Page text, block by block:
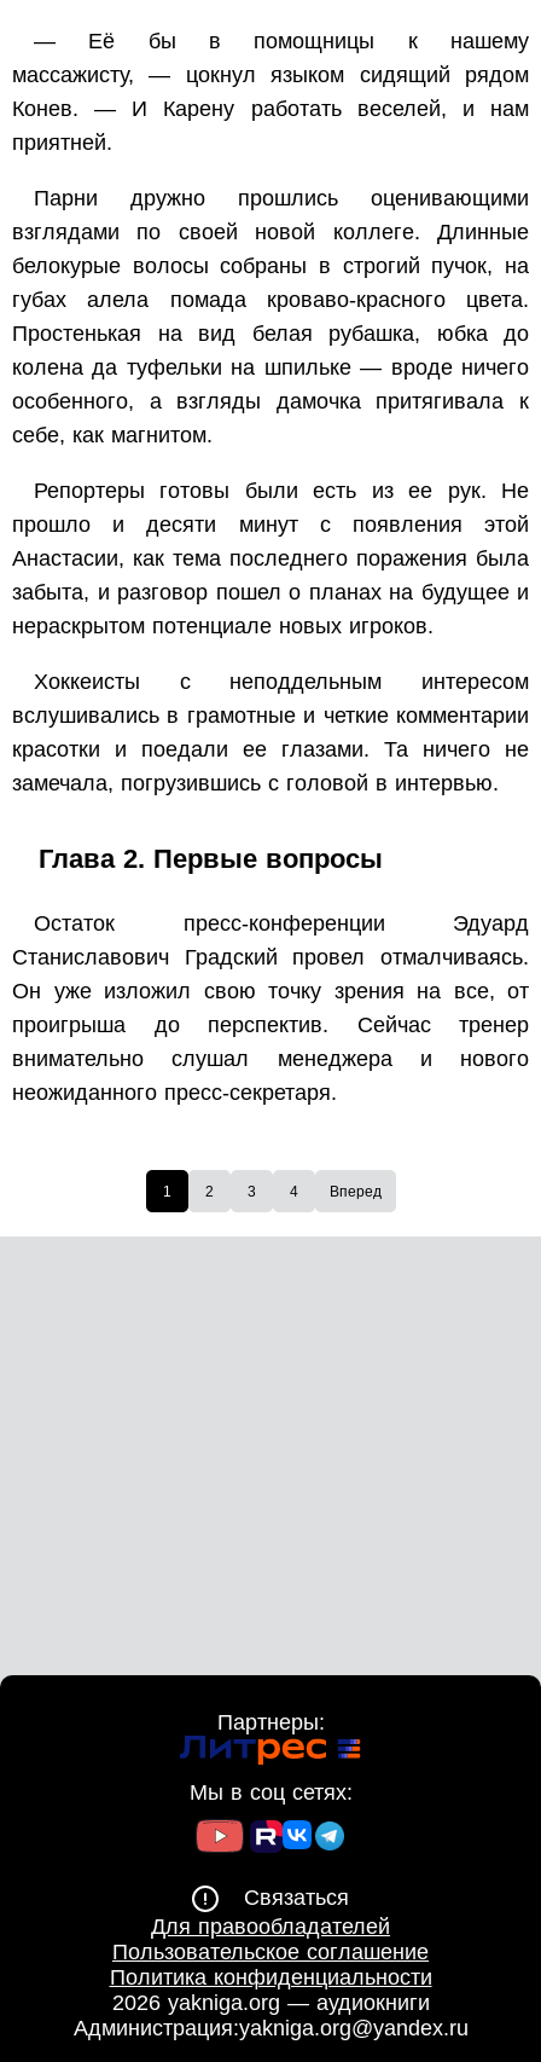
— Её бы в помощницы к нашему
массажисту, — цокнул языком сидящий рядом
Конев. — И Карену работать веселей, и нам
приятней.
Парни дружно прошлись оценивающими
взглядами по своей новой коллеге. Длинные
белокурые волосы собраны в строгий пучок, на
губах алела помада кроваво-красного цвета.
Простенькая на вид белая рубашка, юбка до
колена да туфельки на шпильке — вроде ничего
особенного, а взгляды дамочка притягивала к
себе, как магнитом.
Репортеры готовы были есть из ее рук. Не
прошло и десяти минут с появления этой
Анастасии, как тема последнего поражения была
забыта, и разговор пошел о планах на будущее и
нераскрытом потенциале новых игроков.
Хоккеисты с неподдельным интересом
вслушивались в грамотные и четкие комментарии
красотки и поедали ее глазами. Та ничего не
замечала, погрузившись с головой в интервью.
Глава 2. Первые вопросы
Остаток пресс-конференции Эдуард
Станиславович Градский провел отмалчиваясь.
Он уже изложил свою точку зрения на все, от
проигрыша до перспектив. Сейчас тренер
внимательно слушал менеджера и нового
неожиданного пресс-секретаря.
1 2 3 4 Вперед
Партнеры:
Мы в соц сетях:
Связаться
Для правообладателей
Пользовательское соглашение
Политика конфиденциальности
2026 yakniga.org — аудиокниги
Администрация:yakniga.org@yandex.ru